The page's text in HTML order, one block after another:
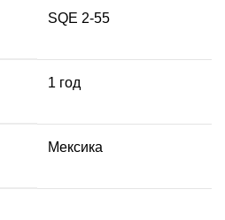
SQE 2-55
1 год
Мексика